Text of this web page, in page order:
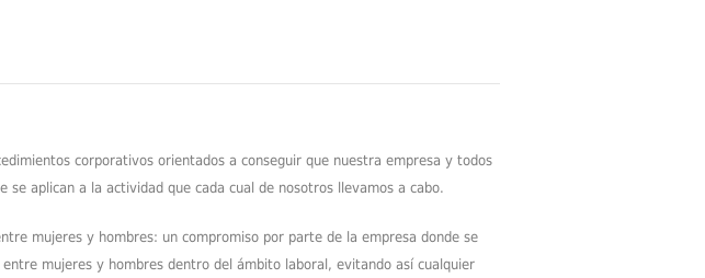
corporativos orientados a conseguir que nuestra empresa y todos
aplican a la actividad que cada cual de nosotros llevamos a cabo.
mujeres y hombres: un compromiso por parte de la empresa donde se
mujeres y hombres dentro del ámbito laboral, evitando así cualquier